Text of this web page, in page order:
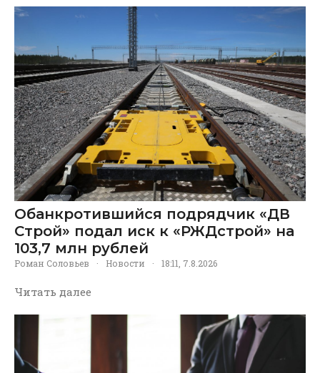
Обанкротившийся подрядчик «ДВ
Строй» подал иск к «РЖДстрой» на
103,7 млн рублей
Роман Соловьев · Новости · 18:11, 7.8.2026
Читать далее